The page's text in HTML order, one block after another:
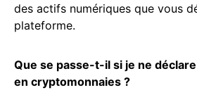
des actifs numériques que vous
plateforme.
Que se passe-t-il si je ne
en cryptomonnaies ?